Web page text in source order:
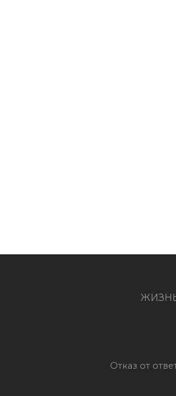
Отказ от